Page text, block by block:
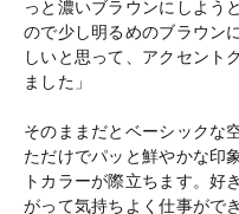
っと濃いブラウンにしよう
ので少し明るめのブラウン
しいと思って、アクセント
ました」
そのままだとベーシックな
ただけでパッと鮮やかな印
トカラーが際立ちます。好
がって気持ちよく仕事がで